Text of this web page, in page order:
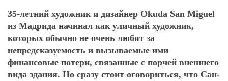
35-летний художник и дизайнер Okuda San Miguel
из Мадрида начинал как уличный художник,
которых обычно не очень любят за
непредсказуемость и вызываемые ими
финансовые потери, связанные с порчей внешнего
вида здания. Но сразу стоит оговориться, что Сан-